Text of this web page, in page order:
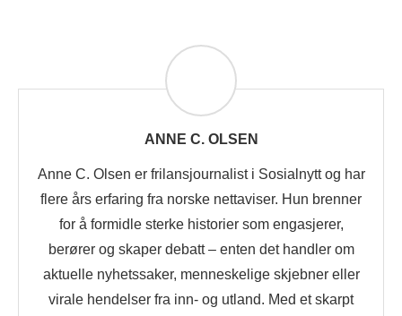
ANNE C. OLSEN
Anne C. Olsen er frilansjournalist i Sosialnytt og har
flere års erfaring fra norske nettaviser. Hun brenner
for å formidle sterke historier som engasjerer,
berører og skaper debatt – enten det handler om
aktuelle nyhetssaker, menneskelige skjebner eller
virale hendelser fra inn- og utland. Med et skarpt